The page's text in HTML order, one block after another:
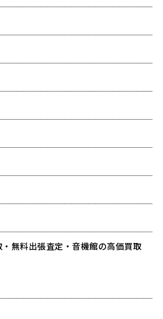
無料出張査定・音機館の高価買取